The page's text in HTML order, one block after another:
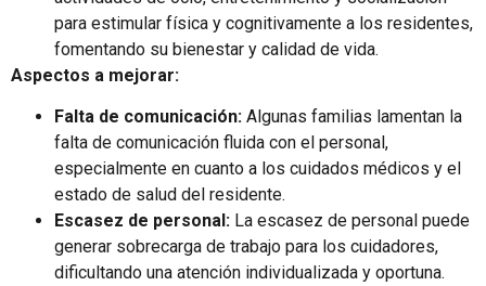
para estimular física y cognitivamente a los residentes,
fomentando su bienestar y calidad de vida.
Aspectos a mejorar:
Falta de comunicación: Algunas familias lamentan la
falta de comunicación fluida con el personal,
especialmente en cuanto a los cuidados médicos y el
estado de salud del residente.
Escasez de personal: La escasez de personal puede
generar sobrecarga de trabajo para los cuidadores,
dificultando una atención individualizada y oportuna.